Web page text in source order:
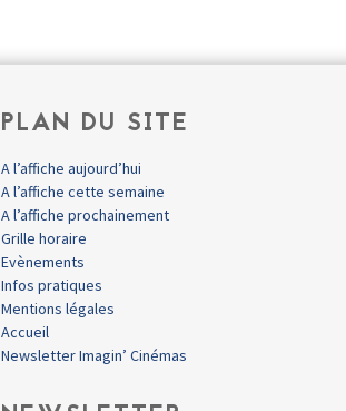
PLAN DU SITE
A l’affiche aujourd’hui
A l’affiche cette semaine
A l’affiche prochainement
Grille horaire
Evènements
Infos pratiques
Mentions légales
Accueil
Newsletter Imagin’ Cinémas